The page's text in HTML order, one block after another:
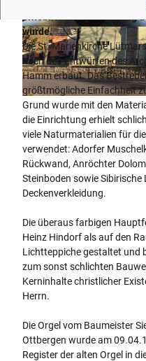
© Thorsten Bahr
© Thorsten Bahr
wurde.
Die St. Marienkirche
nach den Entwürfen des
Hamm erbaut. Das
größtmögliche Einfachheit
Grund wurde mit den
die Einrichtung erhielt
viele Naturmaterialien für
verwendet: Adorfer
Rückwand, Anröchter
Steinboden sowie Sibirische
Deckenverkleidung.
Die überaus farbigen
Heinz Hindorf als auf den
Lichtteppiche gestaltet und
zum sonst schlichten
Kerninhalte christlicher
Herrn.
Die Orgel vom Baumeister
Ottbergen wurde am
Register der alten Orgel in